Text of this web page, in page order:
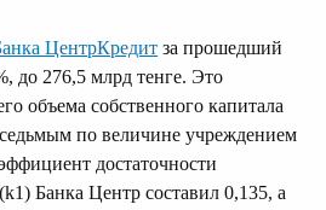
ЦентрКредит за прошедший
до 276,5 млрд тенге. Это
объема собственного капитала
седьмым по величине учреждением
достаточности
Банка Центр составил 0,135, а